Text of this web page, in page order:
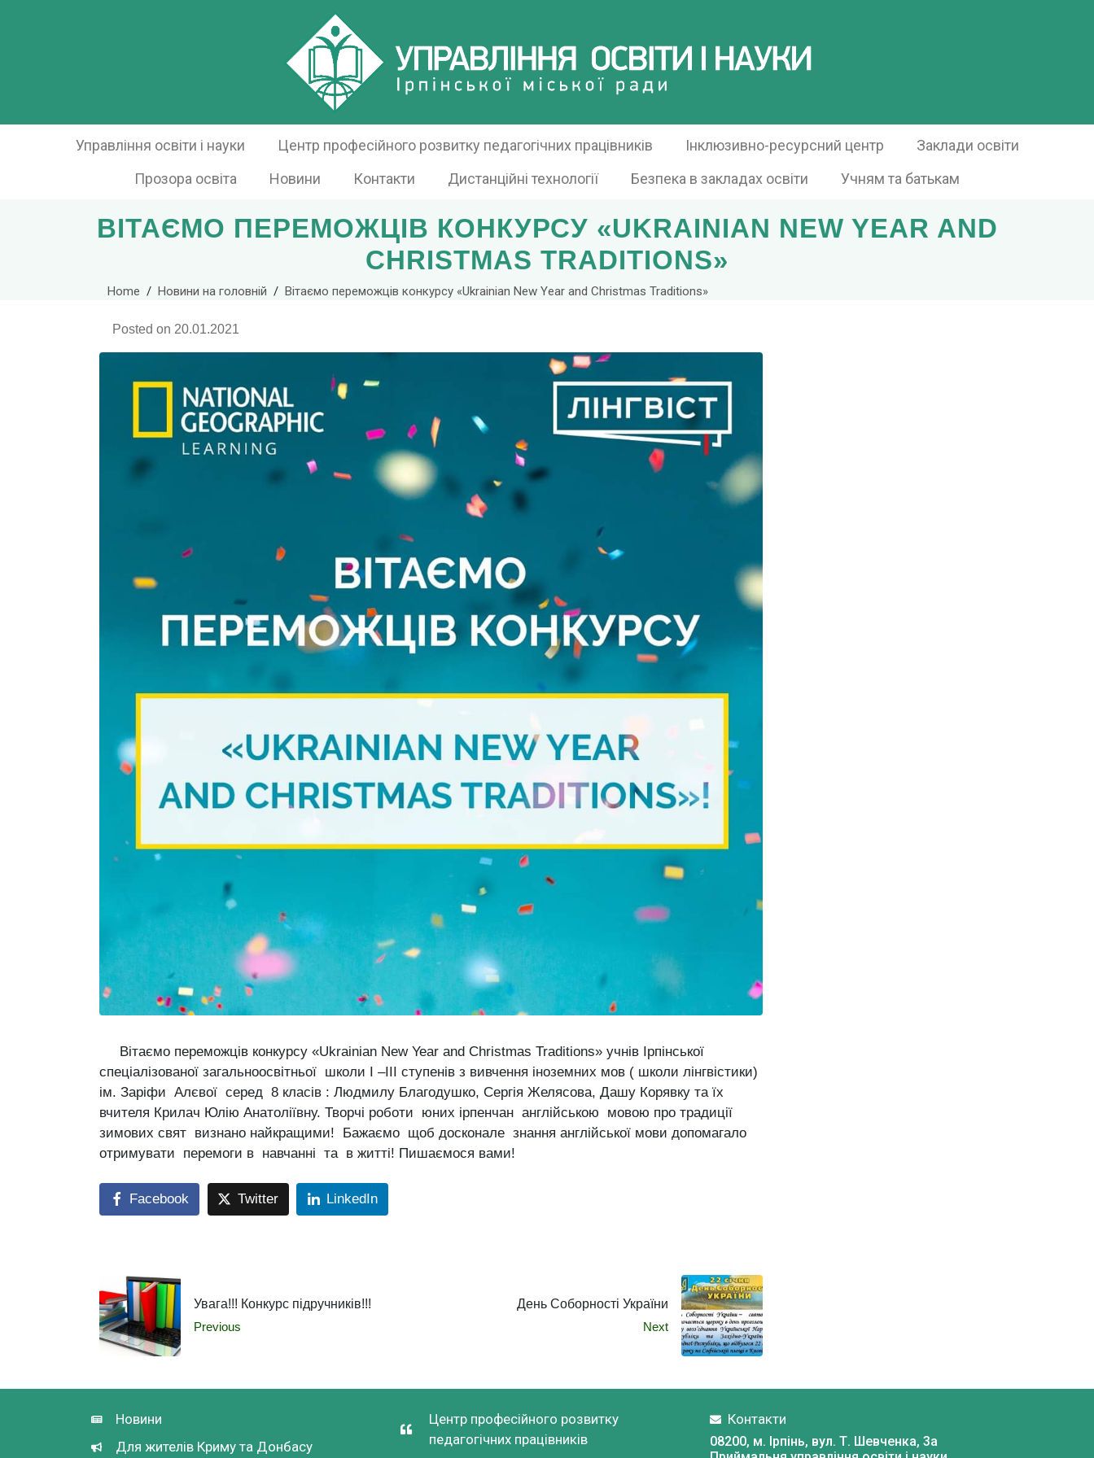
Управління освіти і науки Центр професійного розвитку педагогічних працівників Інклюзивно-ресурсний центр
Заклади освіти
Прозора освіта
Новини Контакти Дистанційні технології Безпека в закладах освіти Учням та батькам
ВІТАЄМО ПЕРЕМОЖЦІВ КОНКУРСУ «UKRAINIAN NEW YEAR AND
CHRISTMAS TRADITIONS»
Home Новини на головній Вітаємо переможців конкурсу «Ukrainian New Year and Christmas Traditions»
Posted on 20.01.2021
Вітаємо переможців конкурсу «Ukrainian New Year and Christmas Traditions» учнів Ірпінської
спеціалізованої загальноосвітньої школи І –ІІІ ступенів з вивчення іноземних мов ( школи лінгвістики)
ім. Заріфи Алєвої серед 8 класів : Людмилу Благодушко, Сергія Желясова, Дашу Корявку та їх
вчителя Крилач Юлію Анатоліївну. Творчі роботи юних ірпенчан англійською мовою про традиції
зимових свят визнано найкращими! Бажаємо щоб досконале знання англійської мови допомагало
отримувати перемоги в навчанні та в житті! Пишаємося вами!
Facebook Twitter LinkedIn
Увага!!! Конкурс підручників!!!
Previous
День Соборності України
Next
Новини
Для жителів Криму та Донбасу
Центр професійного розвитку
педагогічних працівників
Контакти
08200, м. Ірпінь, вул. Т. Шевченка, 3a